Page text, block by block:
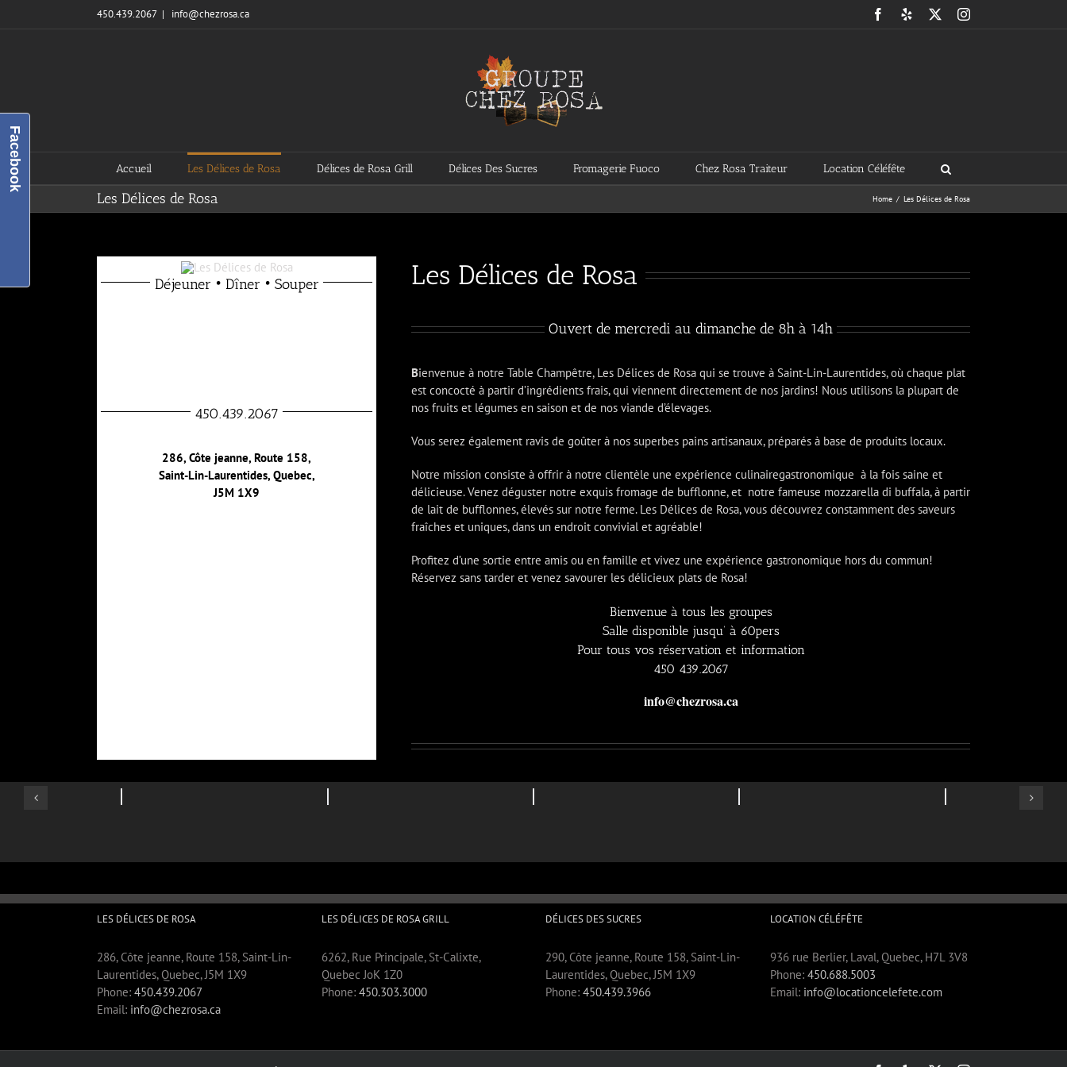
450.439.2067 | info@chezrosa.ca Facebook
Yelp Instagram
Accueil Les Délices de Rosa Délices de Rosa Grill Délices Des Sucres Fromagerie Fuoco Chez Rosa Traiteur Location Céléfête
Les Délices de Rosa Home Les Délices de Rosa
Déjeuner • Dîner • Souper
450.439.2067
286, Côte jeanne, Route 158,
Saint-Lin-Laurentides, Quebec,
J5M 1X9
Les Délices de Rosa
Ouvert de mercredi au dimanche de 8h à 14h
Bienvenue à notre Table Champêtre, Les Délices de Rosa qui se trouve à Saint-Lin-Laurentides, où chaque plat
est concocté à partir d’ingrédients frais, qui viennent directement de nos jardins! Nous utilisons la plupart de
nos fruits et légumes en saison et de nos viande d’élevages.
Vous serez également ravis de goûter à nos superbes pains artisanaux, préparés à base de produits locaux.
Notre mission consiste à offrir à notre clientèle une expérience culinairegastronomique à la fois saine et
délicieuse. Venez déguster notre exquis fromage de bufflonne, et notre fameuse mozzarella di buffala, à partir
de lait de bufflonnes, élevés sur notre ferme. Les Délices de Rosa, vous découvrez constamment des saveurs
fraîches et uniques, dans un endroit convivial et agréable!
Profitez d’une sortie entre amis ou en famille et vivez une expérience gastronomique hors du commun!
Réservez sans tarder et venez savourer les délicieux plats de Rosa!
Bienvenue à tous les groupes
Salle disponible jusqu’ à 60pers
Pour tous vos réservation et information
450 439.2067
info@chezrosa.ca
LES DÉLICES DE ROSA
286, Côte jeanne, Route 158, Saint-Lin-
Laurentides, Quebec, J5M 1X9
Phone: 450.439.2067
Email: info@chezrosa.ca
LES DÉLICES DE ROSA GRILL
6262, Rue Principale, St-Calixte,
Quebec JoK 1Z0
Phone: 450.303.3000
DÉLICES DES SUCRES
290, Côte jeanne, Route 158, Saint-Lin-
Laurentides, Quebec, J5M 1X9
Phone: 450.439.3966
LOCATION CÉLÉFÊTE
936 rue Berlier, Laval, Quebec, H7L 3V8
Phone: 450.688.5003
Email: info@locationcelefete.com
Facebook